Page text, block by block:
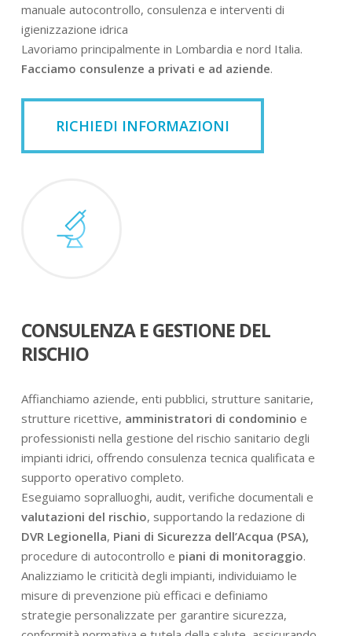
manuale autocontrollo, consulenza e interventi di
igienizzazione idrica
Lavoriamo principalmente in Lombardia e nord Italia.
Facciamo consulenze a privati e ad aziende.
RICHIEDI INFORMAZIONI
CONSULENZA E GESTIONE DEL
RISCHIO
Affianchiamo aziende, enti pubblici, strutture sanitarie,
strutture ricettive, amministratori di condominio e
professionisti nella gestione del rischio sanitario degli
impianti idrici, offrendo consulenza tecnica qualificata e
supporto operativo completo.
Eseguiamo sopralluoghi, audit, verifiche documentali e
valutazioni del rischio, supportando la redazione di
DVR Legionella, Piani di Sicurezza dell’Acqua (PSA),
procedure di autocontrollo e piani di monitoraggio.
Analizziamo le criticità degli impianti, individuiamo le
misure di prevenzione più efficaci e definiamo
strategie personalizzate per garantire sicurezza,